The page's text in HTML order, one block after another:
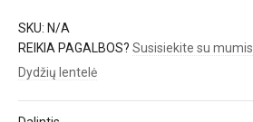
SKU: N/A
REIKIA PAGALBOS? Susisiekite su mumis
Dydžių lentelė